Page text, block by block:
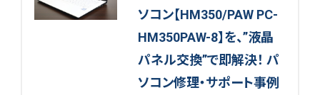
ソコン【HM350/PAW PC-
HM350PAW-8】を、”液晶
パネル交換”で即解決！ パ
ソコン修理・サポート事例